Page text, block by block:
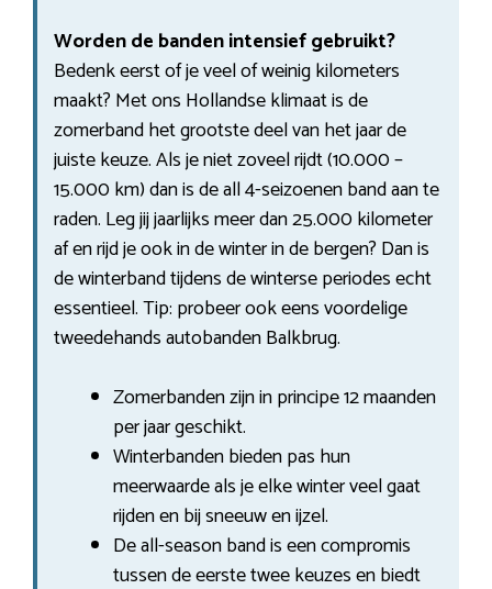
Worden de banden intensief gebruikt?
Bedenk eerst of je veel of weinig kilometers
maakt? Met ons Hollandse klimaat is de
zomerband het grootste deel van het jaar de
juiste keuze. Als je niet zoveel rijdt (10.000 –
15.000 km) dan is de all 4-seizoenen band aan te
raden. Leg jij jaarlijks meer dan 25.000 kilometer
af en rijd je ook in de winter in de bergen? Dan is
de winterband tijdens de winterse periodes echt
essentieel. Tip: probeer ook eens voordelige
tweedehands autobanden Balkbrug.
Zomerbanden zijn in principe 12 maanden
per jaar geschikt.
Winterbanden bieden pas hun
meerwaarde als je elke winter veel gaat
rijden en bij sneeuw en ijzel.
De all-season band is een compromis
tussen de eerste twee keuzes en biedt